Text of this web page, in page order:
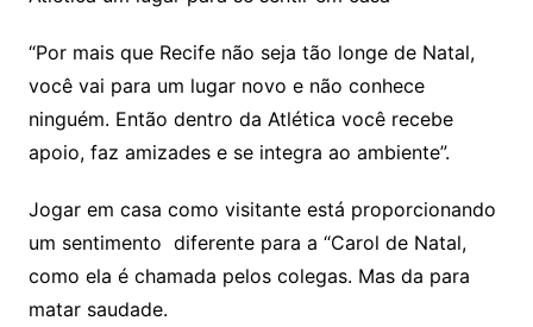
“Por mais que Recife não seja tão longe de Natal,
você vai para um lugar novo e não conhece
ninguém. Então dentro da Atlética você recebe
apoio, faz amizades e se integra ao ambiente”.
Jogar em casa como visitante está proporcionando
um sentimento diferente para a “Carol de Natal,
como ela é chamada pelos colegas. Mas da para
matar saudade.